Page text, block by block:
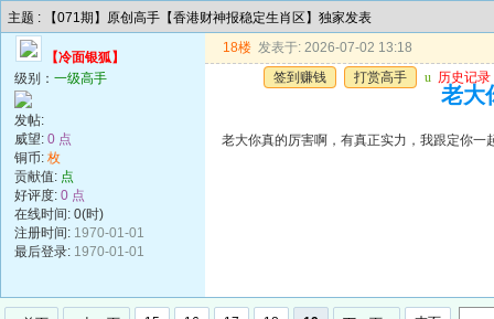
主题 : 【071期】原创高手【香港财神报稳定生肖区】独家发表
【冷面银狐】
级别： 一级高手
发帖:
威望: 0 点
铜币: 枚
贡献值: 点
好评度: 0 点
在线时间: 0(时)
注册时间: 1970-01-01
最后登录: 1970-01-01
18楼 发表于: 2026-07-02 13:18
签到赚钱
打赏高手 u 历史记录
老大
老大你真的厉害啊，有真正实力，我跟定你一